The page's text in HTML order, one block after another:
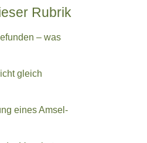
Rubrik
– was
gleich
eines Amsel-